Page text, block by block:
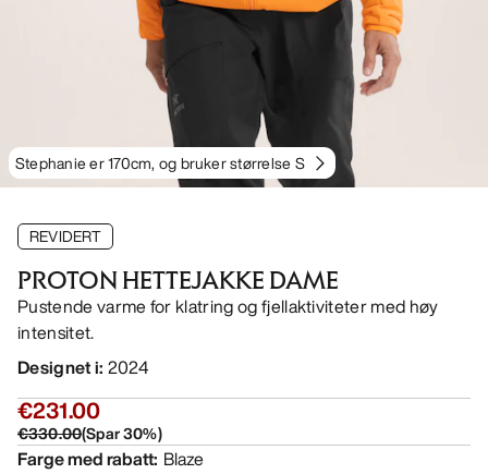
Stephanie er 170cm, og bruker størrelse S
REVIDERT
PROTON HETTEJAKKE DAME
Pustende varme for klatring og fjellaktiviteter med høy
intensitet.
Designet i: 2024
€231.00
€330.00(Spar30%)
Farge med rabatt: Blaze